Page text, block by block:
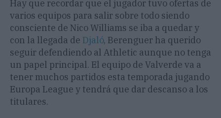
Hay que recordar que el jugador tuvo ofertas de
varios equipos para salir sobre todo siendo
consciente de Nico Williams se iba a quedar y
con la llegada de Djaló, Berenguer ha querido
seguir defendiendo al Athletic aunque no tenga
un papel principal. El equipo de Valverde va a
tener muchos partidos esta temporada jugando
Europa League y tendrá que dar descanso a los
titulares.